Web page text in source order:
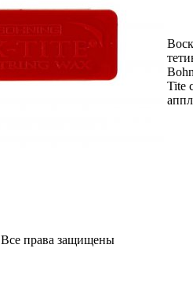
Tite
Все права защищены